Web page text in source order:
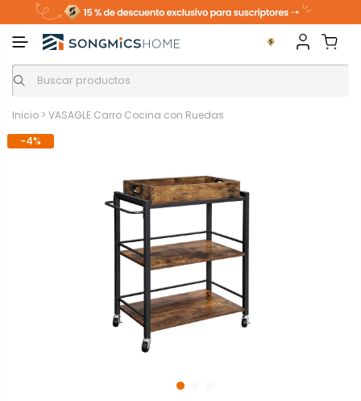
Inicio > VASAGLE Carro Cocina con Ruedas
-4%